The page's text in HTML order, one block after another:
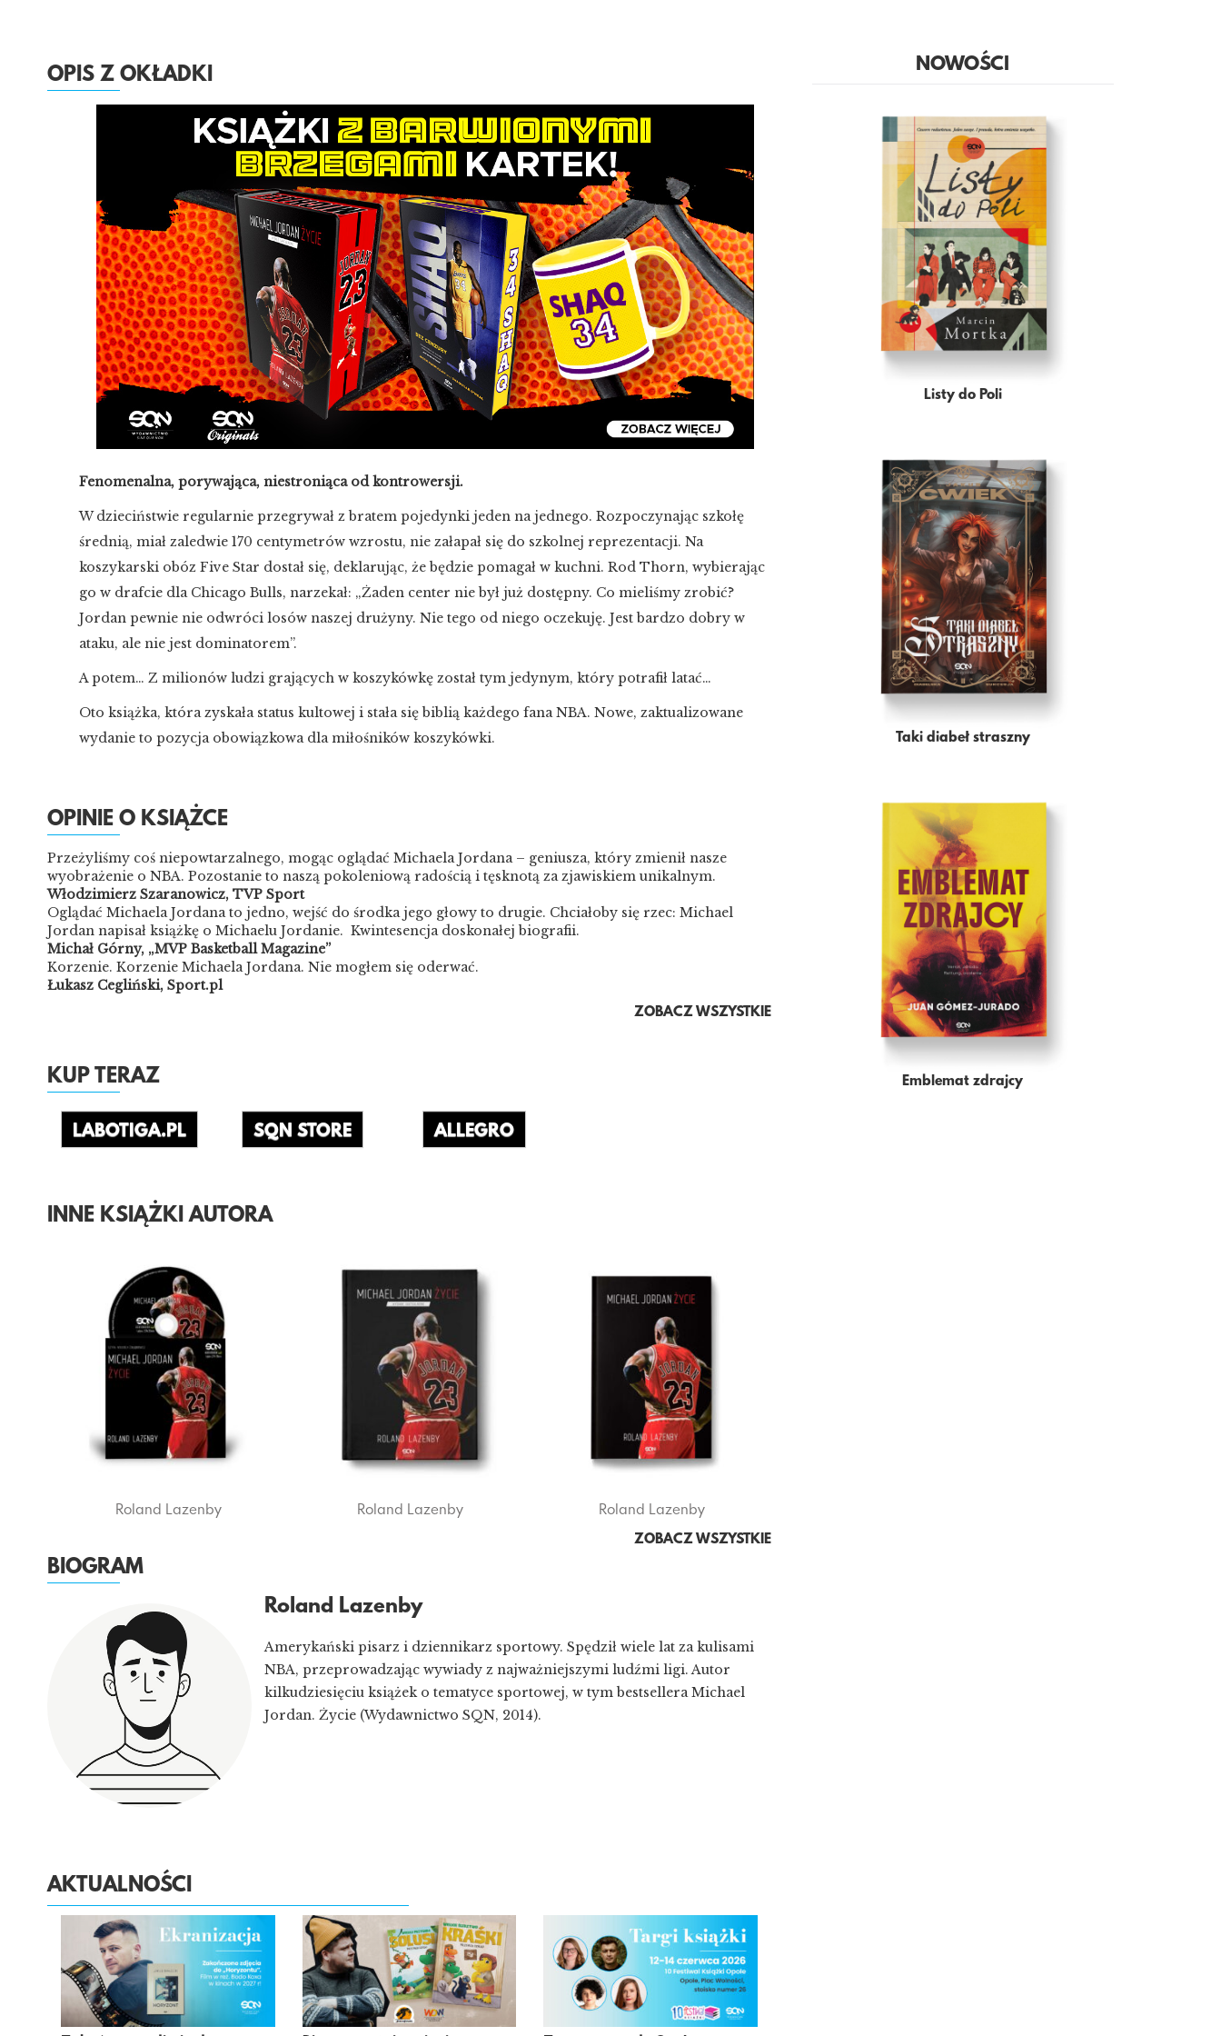
OPIS Z OKŁADKI
Fenomenalna, porywająca, niestroniąca od kontrowersji.
W dzieciństwie regularnie przegrywał z bratem pojedynki jeden na jednego. Rozpoczynając szkołę
średnią, miał zaledwie 170 centymetrów wzrostu, nie załapał się do szkolnej reprezentacji. Na
koszykarski obóz Five Star dostał się, deklarując, że będzie pomagał w kuchni. Rod Thorn, wybierając
go w drafcie dla Chicago Bulls, narzekał: „Żaden center nie był już dostępny. Co mieliśmy zrobić?
Jordan pewnie nie odwróci losów naszej drużyny. Nie tego od niego oczekuję. Jest bardzo dobry w
ataku, ale nie jest dominatorem”.
A potem… Z milionów ludzi grających w koszykówkę został tym jedynym, który potrafił latać…
Oto książka, która zyskała status kultowej i stała się biblią każdego fana NBA. Nowe, zaktualizowane
wydanie to pozycja obowiązkowa dla miłośników koszykówki.
OPINIE O KSIĄŻCE
Przeżyliśmy coś niepowtarzalnego, mogąc oglądać Michaela Jordana – geniusza, który zmienił nasze
wyobrażenie o NBA. Pozostanie to naszą pokoleniową radością i tęsknotą za zjawiskiem unikalnym.
Włodzimierz Szaranowicz, TVP Sport
Oglądać Michaela Jordana to jedno, wejść do środka jego głowy to drugie. Chciałoby się rzec: Michael
Jordan napisał książkę o Michaelu Jordanie. Kwintesencja doskonałej biografii.
Michał Górny, „MVP Basketball Magazine”
Korzenie. Korzenie Michaela Jordana. Nie mogłem się oderwać.
Łukasz Cegliński, Sport.pl
ZOBACZ WSZYSTKIE
KUP TERAZ
LABOTIGA.PL SQN STORE ALLEGRO
INNE KSIĄŻKI AUTORA
Roland Lazenby Roland Lazenby Roland Lazenby
ZOBACZ WSZYSTKIE
BIOGRAM
Roland Lazenby
Amerykański pisarz i dziennikarz sportowy. Spędził wiele lat za kulisami
NBA, przeprowadzając wywiady z najważniejszymi ludźmi ligi. Autor
kilkudziesięciu książek o tematyce sportowej, w tym bestsellera Michael
Jordan. Życie (Wydawnictwo SQN, 2014).
AKTUALNOŚCI
NOWOŚCI
Listy do Poli
Taki diabeł straszny
Emblemat zdrajcy